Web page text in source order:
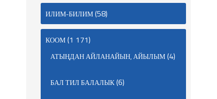
ИЛИМ-БИЛИМ(58)
КООМ(1 171)
АТЫҢДАН АЙЛАНАЙЫН, АЙЫЛЫМ(4)
БАЛ ТИЛ БАЛАЛЫК(6)